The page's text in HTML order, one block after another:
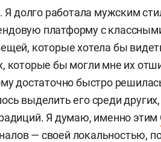
Я долго работала мужским
платформу с
которые хотела бы
которые бы могли мне их
достаточно быстро
выделить его среди
Я думаю, именно этим
— своей локальностью,